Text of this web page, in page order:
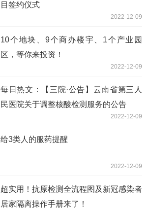
目签约仪式
2022-12-09
10个地块、9个商办楼宇、1个产业园
区，等你来投资！
2022-12-09
每日热文：【三院·公告】云南省第三人
民医院关于调整核酸检测服务的公告
2022-12-09
给3类人的服药提醒
2022-12-09
超实用！抗原检测全流程图及新冠感染者
居家隔离操作手册来了！